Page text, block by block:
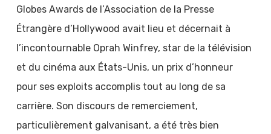
Globes Awards de l’Association de la Presse
Étrangère d’Hollywood avait lieu et décernait à
l’incontournable Oprah Winfrey, star de la télévision
et du cinéma aux États-Unis, un prix d’honneur
pour ses exploits accomplis tout au long de sa
carrière. Son discours de remerciement,
particulièrement galvanisant, a été très bien